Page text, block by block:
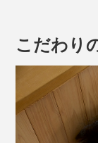
にくくなっ
る……。
『PRO-8（プ
こだわり